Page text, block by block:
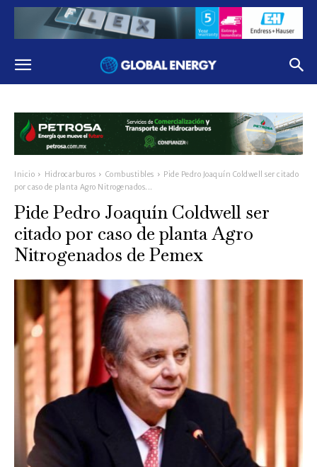
Inicio Hidrocarburos Combustibles
Pide Pedro Joaquín Coldwell ser citado
por caso de planta Agro Nitrogenados...
Pide Pedro Joaquín Coldwell ser
citado por caso de planta Agro
Nitrogenados de Pemex